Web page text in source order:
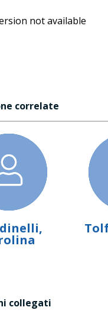
not available
correlate
collegati